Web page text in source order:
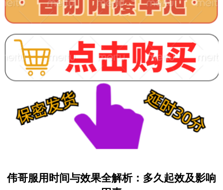
伟哥服用时间与效果全解析：多久起效及影响